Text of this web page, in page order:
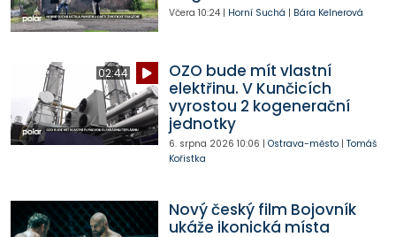
Včera 10:24| Horní Suchá | Bára Kelnerová
02:44
OZO bude mít vlastní
elektřinu. V Kunčicích
vyrostou 2 kogenerační
jednotky
6. srpna 2026 10:06 | Ostrava-město| Tomáš
Kořistka
Nový český film Bojovník
ukáže ikonická místa